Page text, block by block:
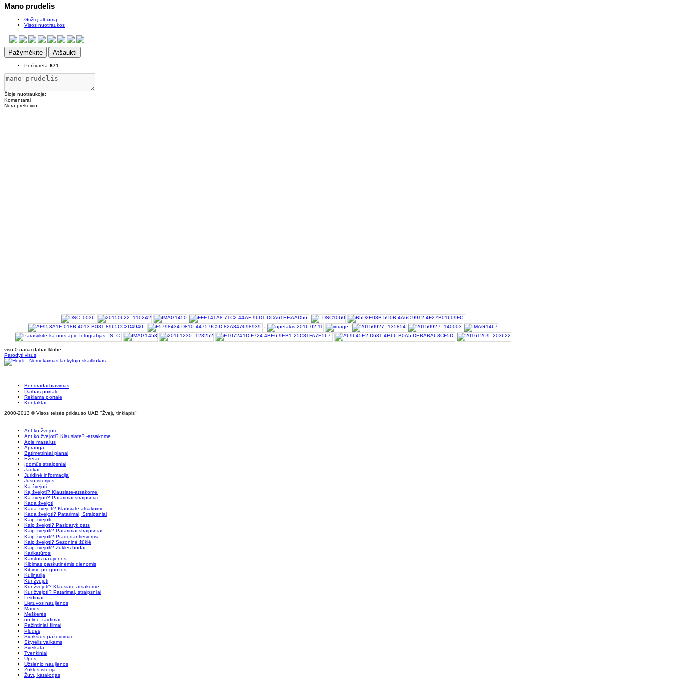
Mano prudelis
Grįžti į albumą
Visos nuotraukos
Pažymėkite Atšaukti
Peržiūrėta 871
Šioje nuotraukoje:
Komentarai
Nėra prekeivių
viso 0 nariai dabar klube
Parodyti visus
Bendradarbiavimas
Darbas portale
Reklama portale
Kontaktai
2000-2013 © Visos teisės priklauso UAB "Žvejų tinklapis"
Ant ko žvejoti
Ant ko žvejoti? Klausiate? -atsakome
Apie masalus
Apranga
Batimetriniai planai
Ežerai
Įdomūs straipsniai
Jaukai
Juridinė informacija
Jūsų istorijos
Ką žvejoti
Ką žvejoti? Klausiate-atsakome
Ką žvejoti? Patarimai,straipsniai
Kada žvejoti
Kada žvejoti? Klausiate-atsakome
Kada žvejoti? Patarimai, Straipsniai
Kaip žvejoti
Kaip žvejoti? Pasidaryk pats
Kaip žvejoti? Patarimai,straipsniai
Kaip žvejoti? Pradedantiesiems
Kaip žvejoti? Sezoninė žūklė
Kaip žvejoti? Žūklės būdai
Karikatūros
Karštos naujienos
Kibimas paskutinėmis dienomis
Kibimo prognozės
Kulinarija
Kur žvejoti
Kur žvejoti? Klausiate-atsakome
Kur žvejoti? Patarimai, straipsniai
Leidiniai
Lietuvos naujienos
Marios
Meškerės
on-line žaidimai
Pažintiniai filmai
Plūdės
Šiurkštūs pažeidimai
Skyrelis vaikams
Sveikata
Tvenkiniai
Upės
Užsienio naujienos
Žūklės istorija
Žuvų katalogas